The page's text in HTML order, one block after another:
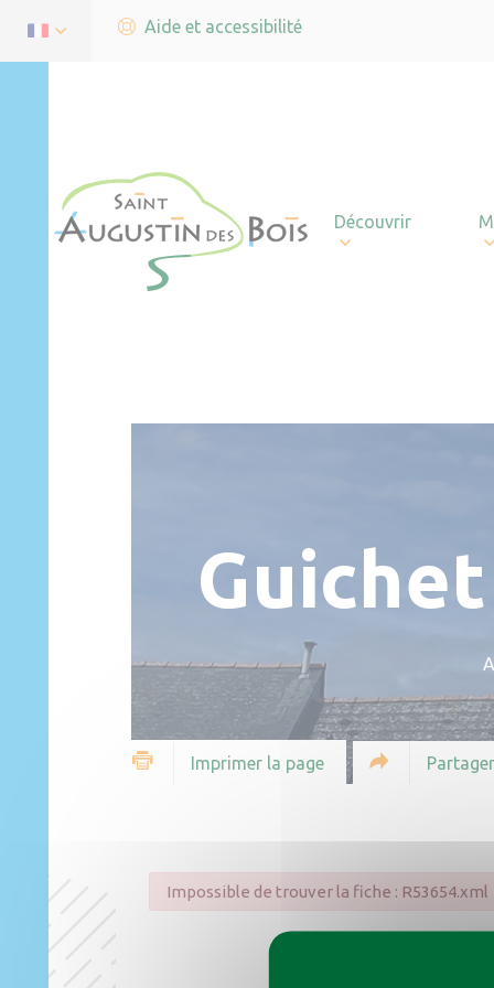
Aide et accessibilité
Découvrir
Imprimer la page
Impossible de trouver la fiche : R53654.xml